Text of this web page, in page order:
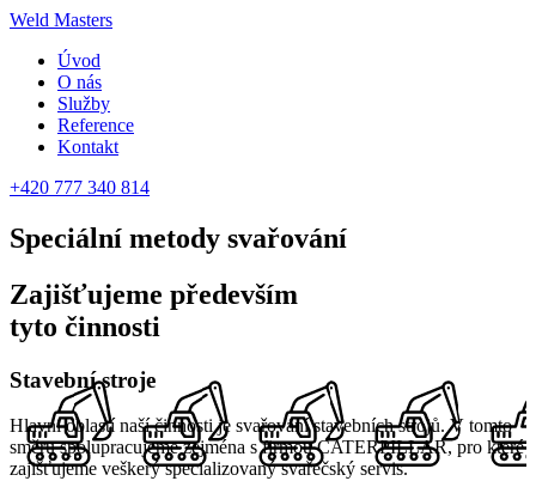
Weld Masters
Úvod
O nás
Služby
Reference
Kontakt
+420 777 340 814
Speciální metody svařování
Zajišťujeme především
tyto činnosti
Stavební stroje
Hlavní oblastí naší činnosti je svařování stavebních strojů. V tomto
směru spolupracujeme zejména s firmou CATERPILLAR, pro které
zajišťujeme veškerý specializovaný svařečský servis.